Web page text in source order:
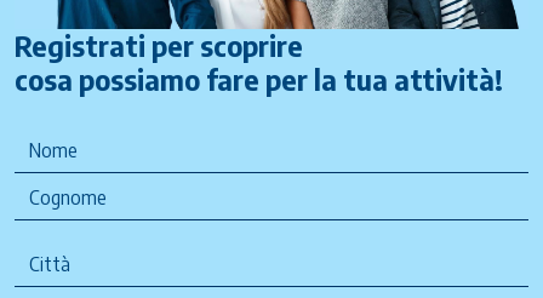
Registrati per scoprire
cosa possiamo fare per la tua attività!